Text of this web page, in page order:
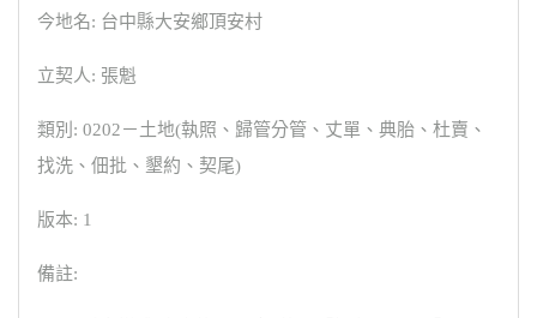
今地名: 台中縣大安鄉頂安村
立契人: 張魁
類別: 0202－土地(執照、歸管分管、丈單、典胎、杜賣、
找洗、佃批、墾約、契尾)
版本: 1
備註: